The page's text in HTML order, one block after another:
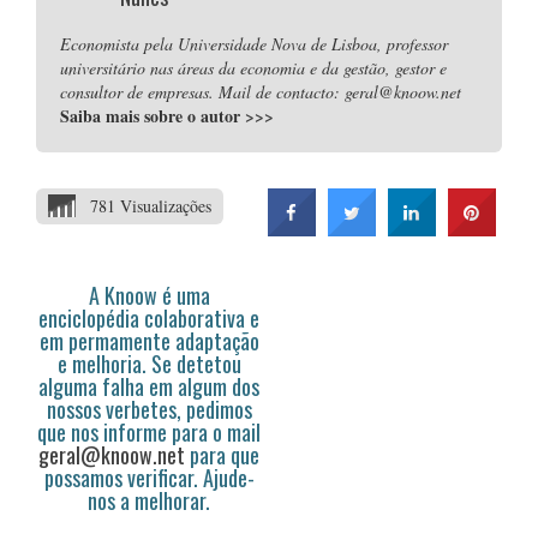
Economista pela Universidade Nova de Lisboa, professor
universitário nas áreas da economia e da gestão, gestor e
consultor de empresas. Mail de contacto: geral@knoow.net
Saiba mais sobre o autor >>>
781 Visualizações
A Knoow é uma
enciclopédia colaborativa e
em permamente adaptação
e melhoria. Se detetou
alguma falha em algum dos
nossos verbetes, pedimos
que nos informe para o mail
geral@knoow.net para que
possamos verificar. Ajude-
nos a melhorar.